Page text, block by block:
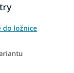
do ložnice